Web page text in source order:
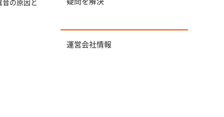
の原因と
運営会社情報